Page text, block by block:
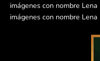
imágenes con nombre
imágenes con nombre